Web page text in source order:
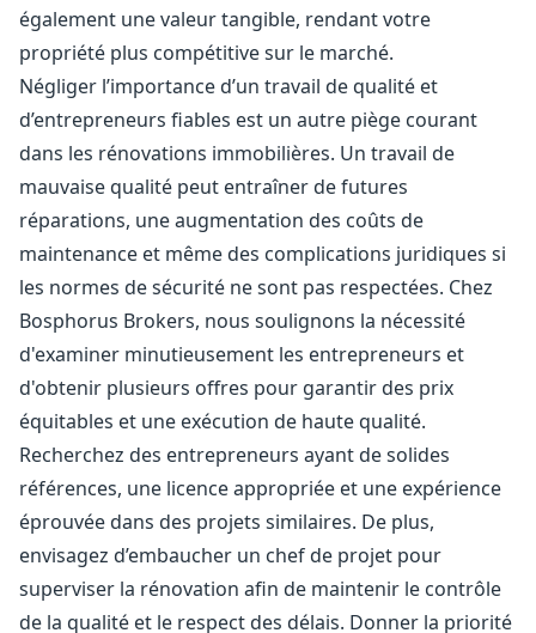
également une valeur tangible, rendant votre
propriété plus compétitive sur le marché.
Négliger l’importance d’un travail de qualité et
d’entrepreneurs fiables est un autre piège courant
dans les rénovations immobilières. Un travail de
mauvaise qualité peut entraîner de futures
réparations, une augmentation des coûts de
maintenance et même des complications juridiques si
les normes de sécurité ne sont pas respectées. Chez
Bosphorus Brokers, nous soulignons la nécessité
d'examiner minutieusement les entrepreneurs et
d'obtenir plusieurs offres pour garantir des prix
équitables et une exécution de haute qualité.
Recherchez des entrepreneurs ayant de solides
références, une licence appropriée et une expérience
éprouvée dans des projets similaires. De plus,
envisagez d’embaucher un chef de projet pour
superviser la rénovation afin de maintenir le contrôle
de la qualité et le respect des délais. Donner la priorité